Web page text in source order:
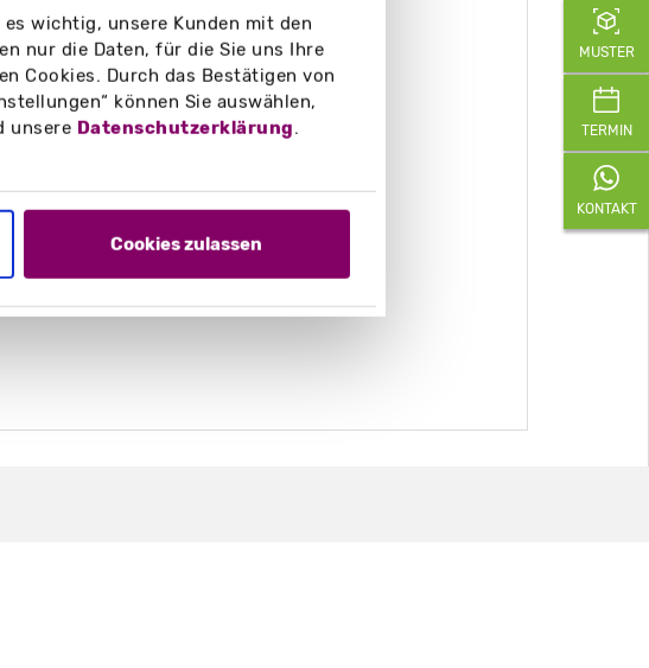
wichtig, unsere Kunden mit den
nur die Daten, für die Sie uns Ihre
Cookies. Durch das Bestätigen von
können Sie auswählen,
unsere Datenschutzerklärung.
Cookies zulassen
MUSTER
TERMIN
KONTAKT